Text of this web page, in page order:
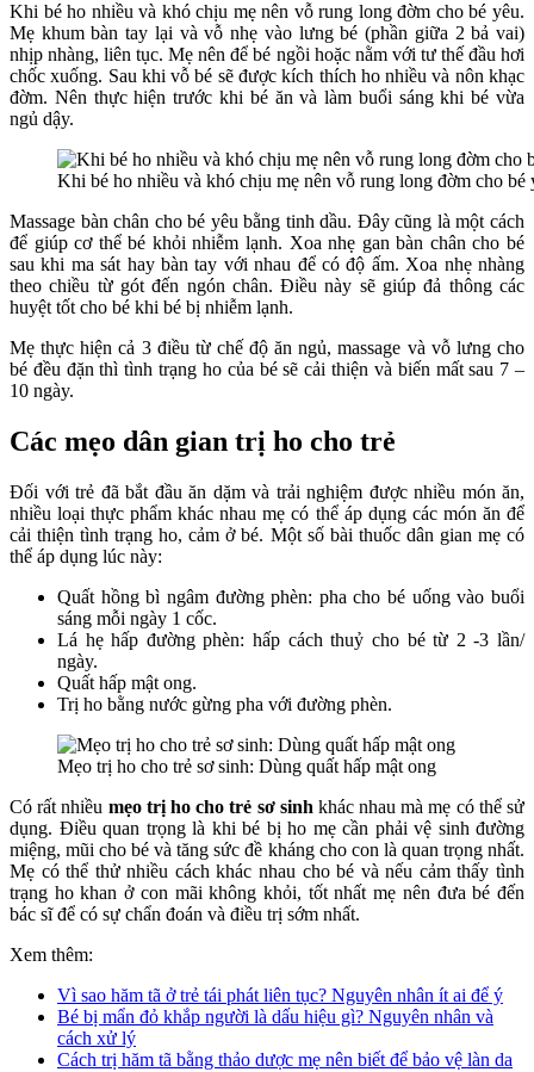
Khi bé ho nhiều và khó chịu mẹ nên vỗ rung long đờm cho bé yêu.
Mẹ khum bàn tay lại và vỗ nhẹ vào lưng bé (phần giữa 2 bả vai)
nhịp nhàng, liên tục. Mẹ nên để bé ngồi hoặc nằm với tư thế đầu hơi
chốc xuống. Sau khi vỗ bé sẽ được kích thích ho nhiều và nôn khạc
đờm. Nên thực hiện trước khi bé ăn và làm buổi sáng khi bé vừa
ngủ dậy.
Khi bé ho nhiều và khó chịu mẹ nên vỗ rung long đờm cho bé
Massage bàn chân cho bé yêu bằng tinh dầu. Đây cũng là một cách
để giúp cơ thể bé khỏi nhiễm lạnh. Xoa nhẹ gan bàn chân cho bé
sau khi ma sát hay bàn tay với nhau để có độ ấm. Xoa nhẹ nhàng
theo chiều từ gót đến ngón chân. Điều này sẽ giúp đả thông các
huyệt tốt cho bé khi bé bị nhiễm lạnh.
Mẹ thực hiện cả 3 điều từ chế độ ăn ngủ, massage và vỗ lưng cho
bé đều đặn thì tình trạng ho của bé sẽ cải thiện và biến mất sau 7 –
10 ngày.
Các mẹo dân gian trị ho cho trẻ
Đối với trẻ đã bắt đầu ăn dặm và trải nghiệm được nhiều món ăn,
nhiều loại thực phẩm khác nhau mẹ có thể áp dụng các món ăn để
cải thiện tình trạng ho, cảm ở bé. Một số bài thuốc dân gian mẹ có
thể áp dụng lúc này:
Quất hồng bì ngâm đường phèn: pha cho bé uống vào buổi
sáng mỗi ngày 1 cốc.
Lá hẹ hấp đường phèn: hấp cách thuỷ cho bé từ 2 -3 lần/
ngày.
Quất hấp mật ong.
Trị ho bằng nước gừng pha với đường phèn.
Mẹo trị ho cho trẻ sơ sinh: Dùng quất hấp mật ong
Có rất nhiều mẹo trị ho cho trẻ sơ sinh khác nhau mà mẹ có thể sử
dụng. Điều quan trọng là khi bé bị ho mẹ cần phải vệ sinh đường
miệng, mũi cho bé và tăng sức đề kháng cho con là quan trọng nhất.
Mẹ có thể thử nhiều cách khác nhau cho bé và nếu cảm thấy tình
trạng ho khan ở con mãi không khỏi, tốt nhất mẹ nên đưa bé đến
bác sĩ để có sự chẩn đoán và điều trị sớm nhất.
Xem thêm:
Vì sao hăm tã ở trẻ tái phát liên tục? Nguyên nhân ít ai để ý
Bé bị mẩn đỏ khắp người là dấu hiệu gì? Nguyên nhân và
cách xử lý
Cách trị hăm tã bằng thảo dược mẹ nên biết để bảo vệ làn da